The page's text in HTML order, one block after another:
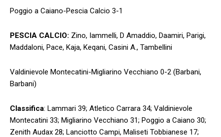
Poggio a Caiano-Pescia Calcio 3-1
PESCIA CALCIO: Zino, Iammelli, D Amaddio, Daamiri, Parigi,
Maddaloni, Pace, Kaja, Keqani, Casini A., Tambellini
Valdinievole Montecatini-Migliarino Vecchiano 0-2 (Barbani,
Barbani)
Classifica: Lammari 39; Atletico Carrara 34; Valdinievole
Montecatini 33; Migliarino Vecchiano 31; Poggio a Caiano 30;
Zenith Audax 28; Lanciotto Campi, Maliseti Tobbianese 17;